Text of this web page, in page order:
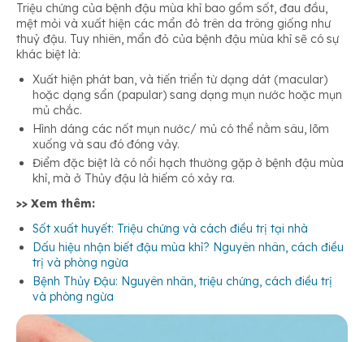
Triệu chứng của bệnh đậu mùa khỉ bao gồm sốt, đau đầu,
mệt mỏi và xuất hiện các mẩn đỏ trên da trông giống như
thuỷ đậu. Tuy nhiên, mẩn đỏ của bệnh đậu mùa khỉ sẽ có sự
khác biệt là:
Xuất hiện phát ban, và tiến triển từ dạng dát (macular)
hoặc dạng sẩn (papular) sang dạng mụn nước hoặc mụn
mủ chắc.
Hình dáng các nốt mụn nước/ mủ có thể nằm sâu, lõm
xuống và sau đó đóng vảy.
Điểm đặc biệt là có nổi hạch thường gặp ở bệnh đậu mùa
khỉ, mà ở Thủy đậu là hiếm có xảy ra.
>> Xem thêm:
Sốt xuất huyết: Triệu chứng và cách điều trị tại nhà
Dấu hiệu nhận biết đậu mùa khỉ? Nguyên nhân, cách điều
trị và phòng ngừa
Bệnh Thủy Đậu: Nguyên nhân, triệu chứng, cách điều trị
và phòng ngừa